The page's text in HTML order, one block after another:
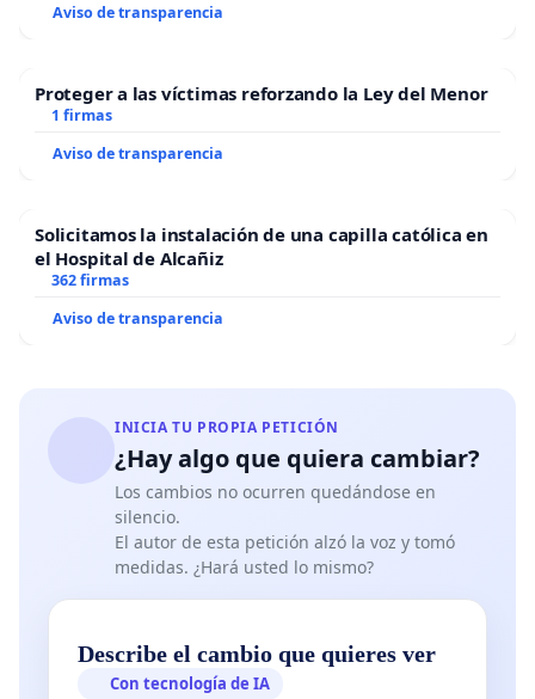
Aviso de transparencia
Proteger a las víctimas reforzando la Ley del Menor
1 firmas
Aviso de transparencia
Solicitamos la instalación de una capilla católica en
el Hospital de Alcañiz
362 firmas
Aviso de transparencia
INICIA TU PROPIA PETICIÓN
¿Hay algo que quiera cambiar?
Los cambios no ocurren quedándose en
silencio.
El autor de esta petición alzó la voz y tomó
medidas. ¿Hará usted lo mismo?
Describe el cambio que quieres ver
Con tecnología de IA